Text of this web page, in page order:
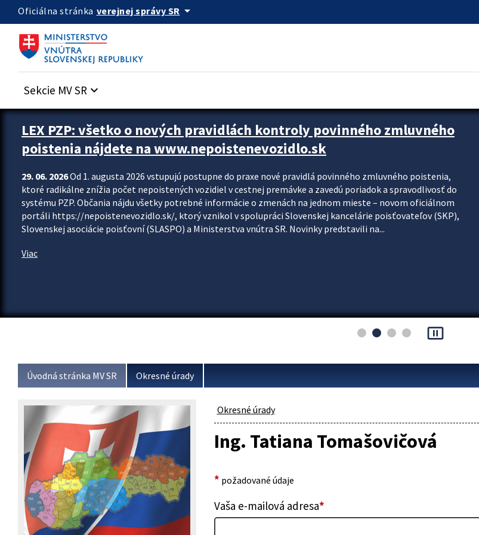
Preskocit na hlavný obsah
Oficiálna stránka verejnej správy SR arrow_drop_down
Sekcie MV SR keyboard_arrow_down
Zastavit automatický posun upútavok
LEX PZP: všetko o nových pravidlách kontroly povinného zmluvného
poistenia nájdete na www.nepoistenevozidlo.sk
29. 06. 2026Od 1. augusta 2026 vstupujú postupne do praxe nové pravidlá povinného zmluvného poistenia,
ktoré radikálne znížia počet nepoistených vozidiel v cestnej premávke a zavedú poriadok a spravodlivosť do
systému PZP. Občania nájdu všetky potrebné informácie o zmenách na jednom mieste – novom oficiálnom
portáli https://nepoistenevozidlo.sk/, ktorý vznikol v spolupráci Slovenskej kancelárie poisťovateľov (SKP),
Slovenskej asociácie poisťovní (SLASPO) a Ministerstva vnútra SR. Novinky predstavili na...
Viac
pause_presentation
Úvodná stránka MV SR Okresné úrady
Okresné úrady
Ing. Tatiana Tomašovičová
* požadované údaje
Vaša e-mailová adresa*